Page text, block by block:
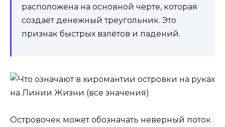
расположена на основной черте, которая
создаёт денежный треугольник. Это
признак быстрых взлётов и падений.
Островочек может обозначать неверный поток